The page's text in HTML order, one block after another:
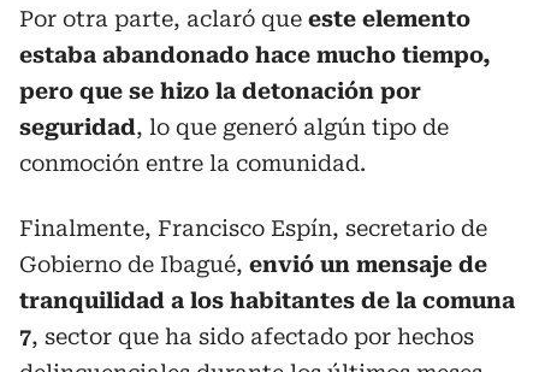
Por otra parte, aclaró que este elemento
estaba abandonado hace mucho tiempo,
pero que se hizo la detonación por
seguridad, lo que generó algún tipo de
conmoción entre la comunidad.
Finalmente, Francisco Espín, secretario de
Gobierno de Ibagué, envió un mensaje de
tranquilidad a los habitantes de la comuna
7, sector que ha sido afectado por hechos